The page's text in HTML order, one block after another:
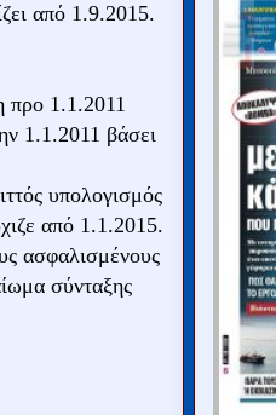
από 1.9.2015.
προ 1.1.2011
1.1.2011 βάσει
υπολογισμός
από 1.1.2015.
ασφαλισμένους
σύνταξης